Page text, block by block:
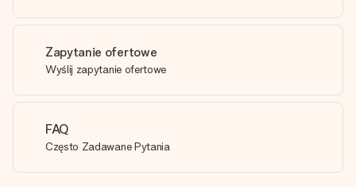
Zapytanie ofertowe
Wyślij zapytanie ofertowe
FAQ
Często Zadawane Pytania